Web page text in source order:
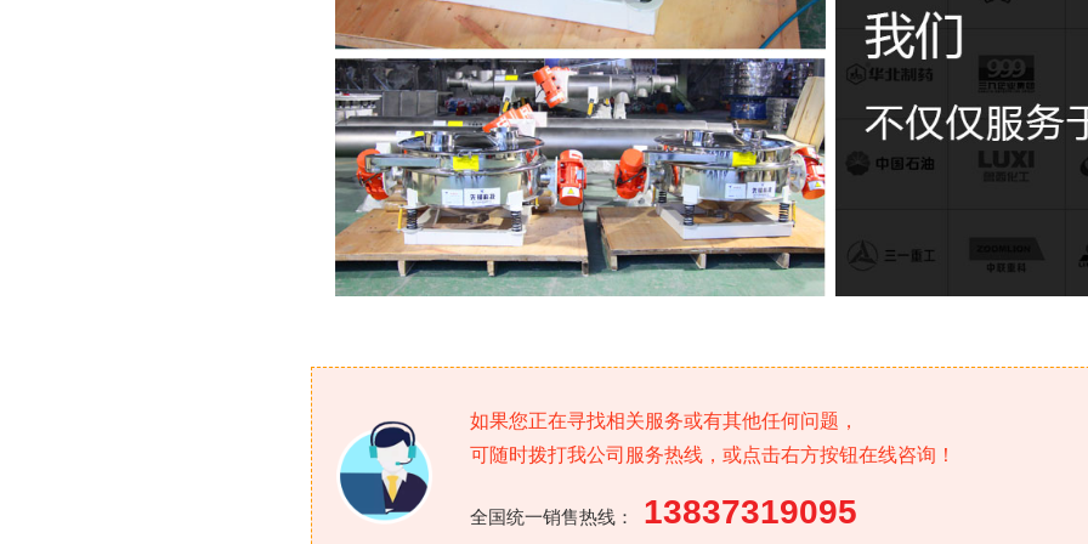
如果您正在寻找相关服务或有其他任何问题，
可随时拨打我公司服务热线，或点击右方按钮在线咨询！
全国统一销售热线： 13837319095